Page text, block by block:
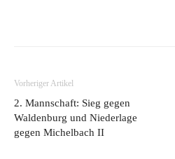
Vorheriger Artikel
2. Mannschaft: Sieg gegen
Waldenburg und Niederlage
gegen Michelbach II